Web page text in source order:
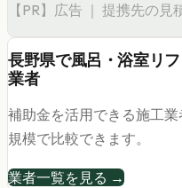
【PR】広告 ｜ 提携先の
長野県で風呂・浴室リ
業者
補助金を活用できる施工
規模で比較できます。
業者一覧を見る →